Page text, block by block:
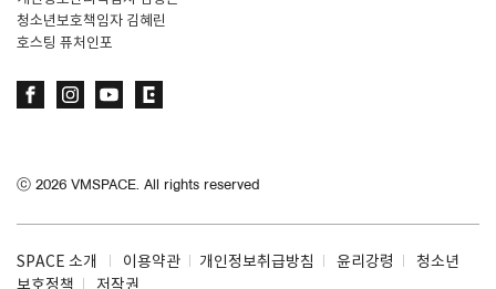
청소년보호책임자 김혜린
호스팅 퓨처인포
ⓒ 2026 VMSPACE. All rights reserved
SPACE 소개 이용약관 개인정보취급방침 윤리강령
청소년
보호정책
저작권